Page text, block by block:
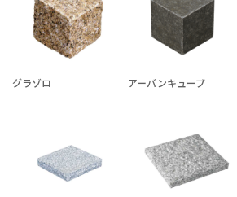
グラゾロ アーバンキューブ